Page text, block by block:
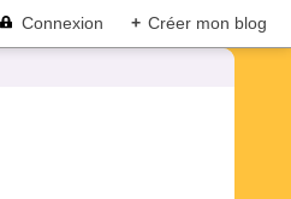
Connexion + Créer mon blog